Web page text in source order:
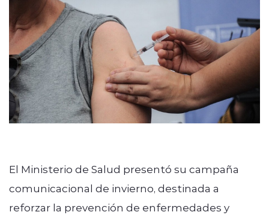
modo claro
El Ministerio de Salud presentó su campaña
comunicacional de invierno, destinada a
reforzar la prevención de enfermedades y